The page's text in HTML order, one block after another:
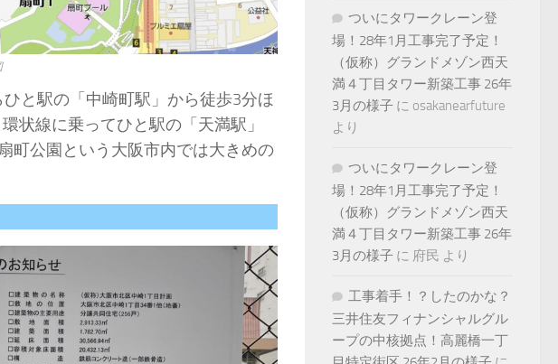
と駅の「中崎町駅」から徒歩3分ほ
状線に乗ってひと駅の「天満駅」
町公園という大阪市内では大きめの
ついにタワークレーン登
場！28年1月工事完了予定！
（仮称）グランドメゾン西天
満４丁目タワー新築工事 26年
3月の様子 に osakanearfuture
より
ついにタワークレーン登
場！28年1月工事完了予定！
（仮称）グランドメゾン西天
満４丁目タワー新築工事 26年
3月の様子 に 府民 より
工事着手！？したのかな？
三井住友フィナンシャルグル
ープの中核拠点！高麗橋一丁